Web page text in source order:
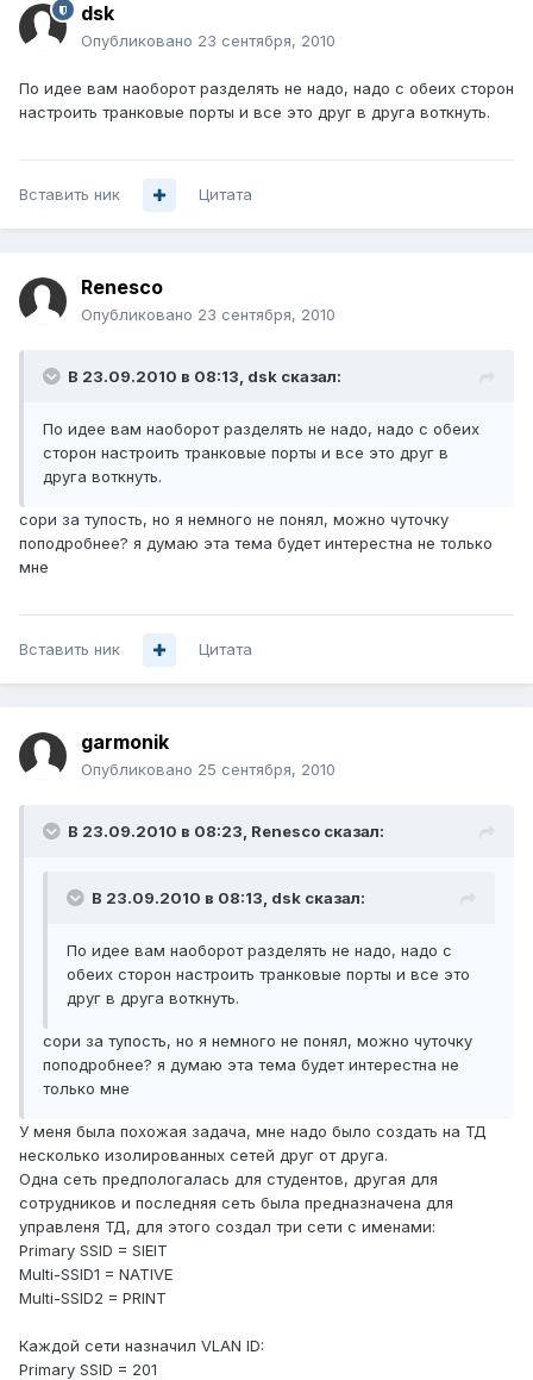
dsk
Опубликовано 23 сентября, 2010
По идее вам наоборот разделять не надо, надо с обеих сторон
настроить транковые порты и все это друг в друга воткнуть.
Вставить ник Цитата
Renesco
Опубликовано 23 сентября, 2010
В 23.09.2010 в 08:13, dsk сказал:
По идее вам наоборот разделять не надо, надо с обеих
сторон настроить транковые порты и все это друг в
друга воткнуть.
сори за тупость, но я немного не понял, можно чуточку
поподробнее? я думаю эта тема будет интерестна не только
мне
Вставить ник Цитата
garmonik
Опубликовано 25 сентября, 2010
В 23.09.2010 в 08:23, Renesco сказал:
В 23.09.2010 в 08:13, dsk сказал:
По идее вам наоборот разделять не надо, надо с
обеих сторон настроить транковые порты и все это
друг в друга воткнуть.
сори за тупость, но я немного не понял, можно чуточку
поподробнее? я думаю эта тема будет интерестна не
только мне
У меня была похожая задача, мне надо было создать на ТД
несколько изолированных сетей друг от друга.
Одна сеть предпологалась для студентов, другая для
сотрудников и последняя сеть была предназначена для
управленя ТД, для этого создал три сети с именами:
Primary SSID = SIEIT
Multi-SSID1 = NATIVE
Multi-SSID2 = PRINT
Каждой сети назначил VLAN ID:
Primary SSID = 201